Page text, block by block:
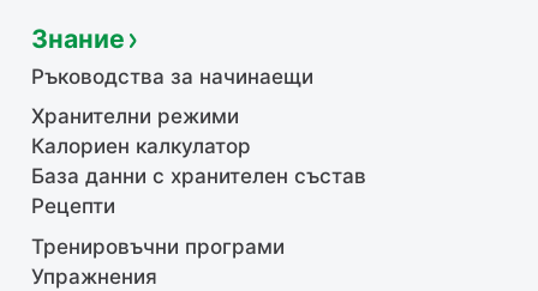
Знание
Ръководства за начинаещи
Хранителни режими
Калориен калкулатор
База данни с хранителен състав
Рецепти
Тренировъчни програми
Упражнения